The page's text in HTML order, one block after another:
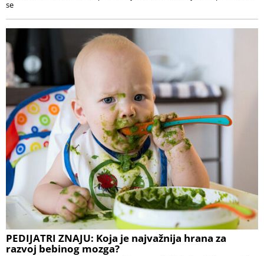
se
PEDIJATRI ZNAJU: Koja je najvažnija hrana za
razvoj bebinog mozga?